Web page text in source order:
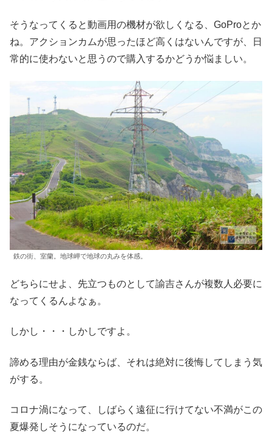
そうなってくると動画用の機材が欲しくなる、GoProとか
ね。アクションカムが思ったほど高くはないんですが、日
常的に使わないと思うので購入するかどうか悩ましい。
鉄の街、室蘭。地球岬で地球の丸みを体感。
どちらにせよ、先立つものとして諭吉さんが複数人必要に
なってくるんよなぁ。
しかし・・・しかしですよ。
諦める理由が金銭ならば、それは絶対に後悔してしまう気
がする。
コロナ渦になって、しばらく遠征に行けてない不満がこの
夏爆発しそうになっているのだ。